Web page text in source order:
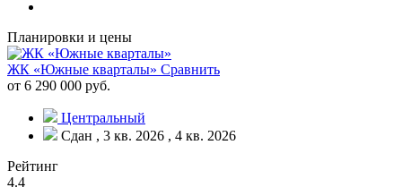
Планировки и цены
ЖК «Южные кварталы» Сравнить
от 6 290 000 руб.
Центральный
Сдан , 3 кв. 2026 , 4 кв. 2026
Рейтинг
4.4